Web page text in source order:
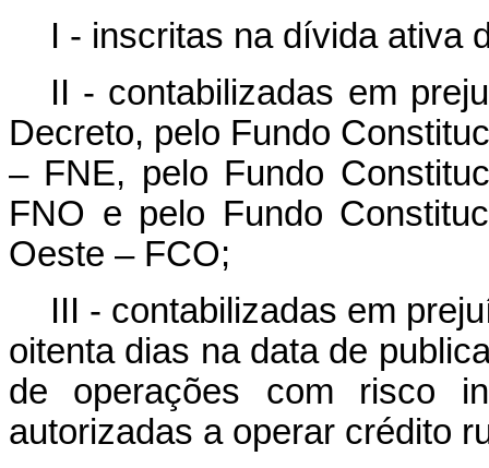
I - inscritas na dívida ativa
II - contabilizadas em
Decreto, pelo Fundo
– FNE, pelo Fundo
FNO e pelo Fundo
Oeste – FCO;
III - contabilizadas em
oitenta dias na data de
de operações com risco
autorizadas a operar crédito